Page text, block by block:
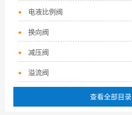
电液比例阀
换向阀
减压阀
溢流阀
查看全部目录